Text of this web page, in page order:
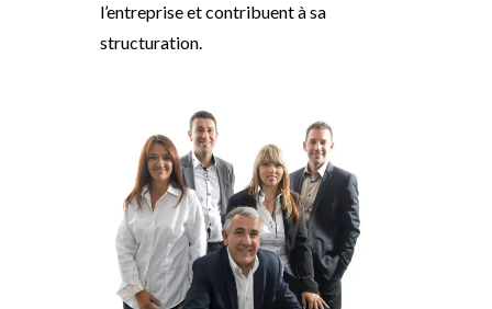
l’entreprise et contribuent à sa
structuration.